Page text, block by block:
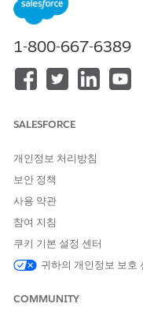
Tableau 다음에 데이터 업
드:
노트
Salesforce
서비스 조건 또는 고객이
제품 약관 디렉터리의 해
서비스입니다. 이 파일럿
독 재량에 따릅니다.
작업 영역 탭에서 기존
을 선택합니다.
1-800-667-6389
SALESFORCE
개인정보 처리방침
보안 정책
사용 약관
참여 지침
쿠키 기본 설정 센터
귀하의 개인정보 보호
COMMUNITY